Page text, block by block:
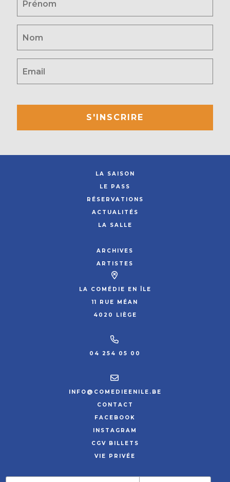
S'INSCRIRE
LA SAISON
LE PASS
RÉSERVATIONS
ACTUALITÉS
LA SALLE
ARCHIVES
ARTISTES
LA COMÉDIE EN ÎLE
11 RUE MÉAN
4020 LIÈGE
04 254 05 00
INFO@COMEDIEENILE.BE
CONTACT
FACEBOOK
INSTAGRAM
CGV BILLETS
VIE PRIVÉE